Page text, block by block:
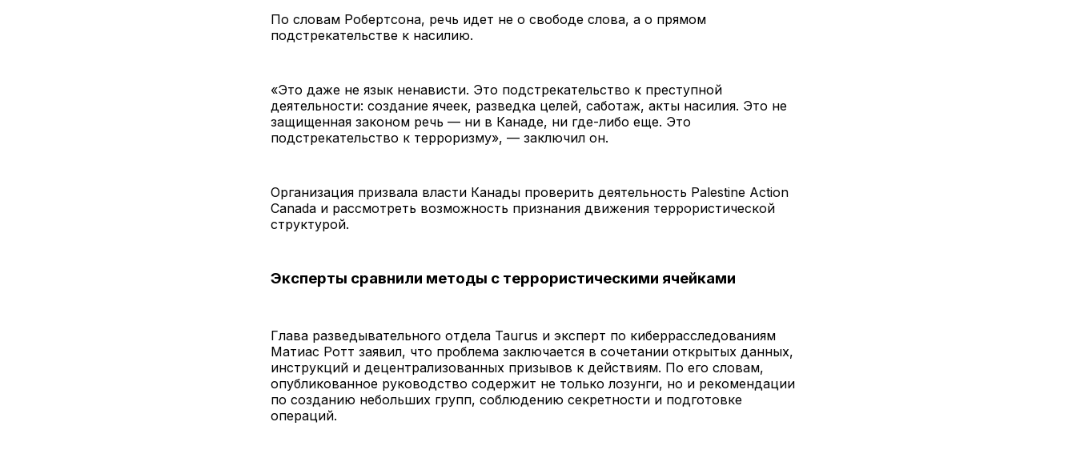
По словам Робертсона, речь идет не о свободе слова, а о прямом
подстрекательстве к насилию.
«Это даже не язык ненависти. Это подстрекательство к преступной
деятельности: создание ячеек, разведка целей, саботаж, акты насилия. Это не
защищенная законом речь — ни в Канаде, ни где-либо еще. Это
подстрекательство к терроризму», — заключил он.
Организация призвала власти Канады проверить деятельность Palestine Action
Canada и рассмотреть возможность признания движения террористической
структурой.
Эксперты сравнили методы с террористическими ячейками
Глава разведывательного отдела Taurus и эксперт по киберрасследованиям
Матиас Ротт заявил, что проблема заключается в сочетании открытых данных,
инструкций и децентрализованных призывов к действиям. По его словам,
опубликованное руководство содержит не только лозунги, но и рекомендации
по созданию небольших групп, соблюдению секретности и подготовке
операций.